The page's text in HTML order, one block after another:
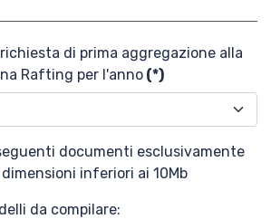
e
di prima aggregazione alla
Rafting per l'anno (*)
documenti esclusivamente
inferiori ai 10Mb
da compilare: